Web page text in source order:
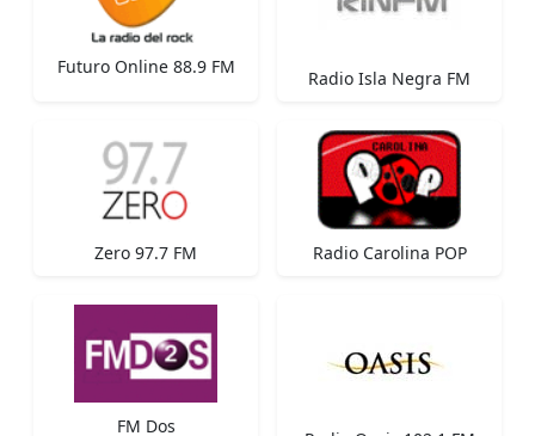
Futuro Online 88.9 FM
Radio Isla Negra FM
Zero 97.7 FM Radio Carolina POP
FM Dos